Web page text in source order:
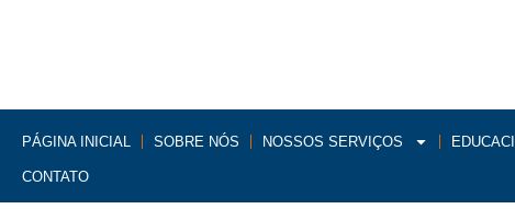
PÁGINA INICIAL SOBRE NÓS NOSSOS SERVIÇOS
CONTATO